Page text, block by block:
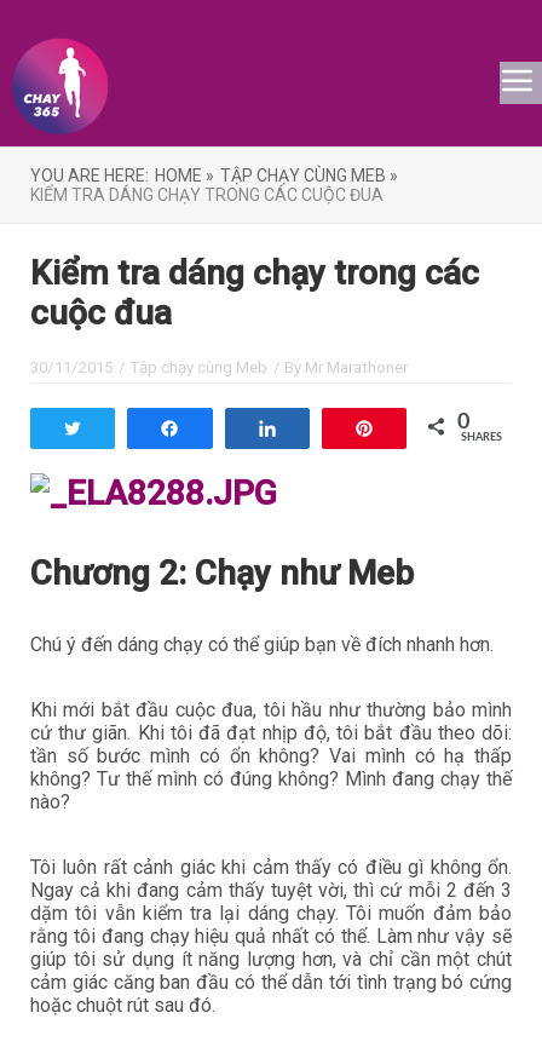
YOU ARE HERE: HOME » TẬP CHẠY CÙNG MEB »
KIỂM TRA DÁNG CHẠY TRONG CÁC CUỘC ĐUA
Kiểm tra dáng chạy trong các
cuộc đua
30/11/2015 / Tập chạy cùng Meb / By Mr Marathoner
0
SHARES
Chương 2: Chạy như Meb
Chú ý đến dáng chạy có thể giúp bạn về đích nhanh hơn.
Khi mới bắt đầu cuộc đua, tôi hầu như thường bảo mình
cứ thư giãn. Khi tôi đã đạt nhịp độ, tôi bắt đầu theo dõi:
tần số bước mình có ổn không? Vai mình có hạ thấp
không? Tư thế mình có đúng không? Mình đang chạy thế
nào?
Tôi luôn rất cảnh giác khi cảm thấy có điều gì không ổn.
Ngay cả khi đang cảm thấy tuyệt vời, thì cứ mỗi 2 đến 3
dặm tôi vẫn kiểm tra lại dáng chạy. Tôi muốn đảm bảo
rằng tôi đang chạy hiệu quả nhất có thể. Làm như vậy sẽ
giúp tôi sử dụng ít năng lượng hơn, và chỉ cần một chút
cảm giác căng ban đầu có thể dẫn tới tình trạng bó cứng
hoặc chuột rút sau đó.